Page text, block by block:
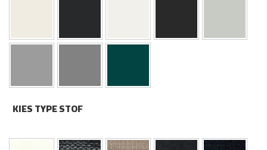
KIES TYPE STOF